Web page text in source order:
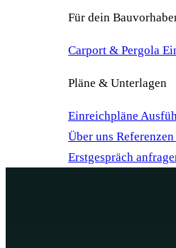
Für dein
Carport & Pergola
Pläne & Unterlagen
Einreichpläne
Über uns Referenzen
Erstgespräch